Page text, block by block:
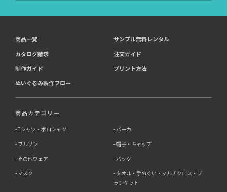
商品一覧
サンプル無料レンタル
カタログ請求
注文ガイド
制作ガイド
プリント方法
ぬいぐるみ製作フロー
商品カテゴリー
Tシャツ・ポロシャツ
パーカ
ブルゾン
帽子・キャップ
その他ウェア
バッグ
マスク
タオル・手ぬぐい・マルチクロス・ブ
ランケット